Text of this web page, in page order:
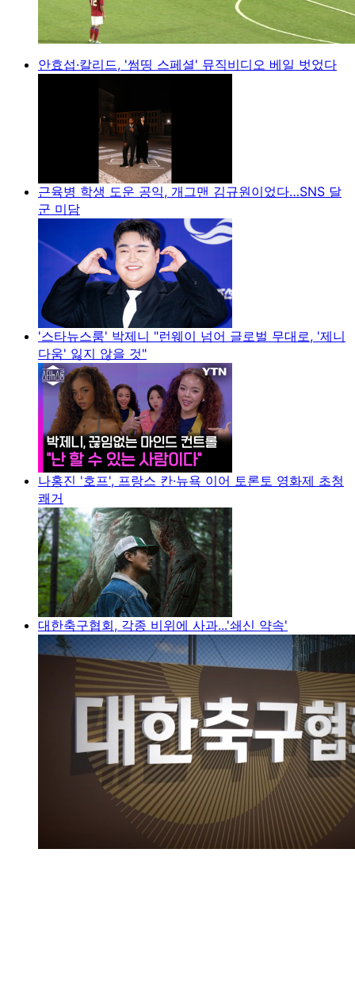
안효섭·칼리드, '썸띵 스페셜' 뮤직비디오 베일 벗었다
근육병 학생 도운 공익, 개그맨 김규원이었다…SNS 달
군 미담
'스타뉴스룸' 박제니 "런웨이 넘어 글로벌 무대로, '제니
다움' 잃지 않을 것"
나홍진 '호프', 프랑스 칸·뉴욕 이어 토론토 영화제 초청
쾌거
대한축구협회, 각종 비위에 사과...'쇄신 약속'